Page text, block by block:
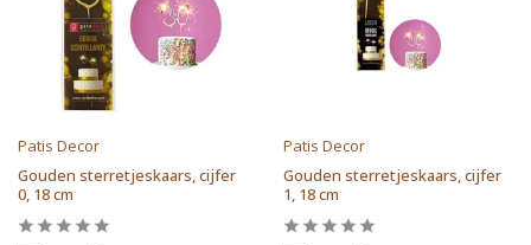
Patis Decor
Gouden sterretjeskaars, cijfer
0, 18 cm
Patis Decor
Gouden sterretjeskaars, cijfer
1, 18 cm